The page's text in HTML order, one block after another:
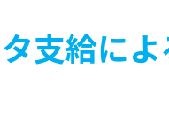
支給に